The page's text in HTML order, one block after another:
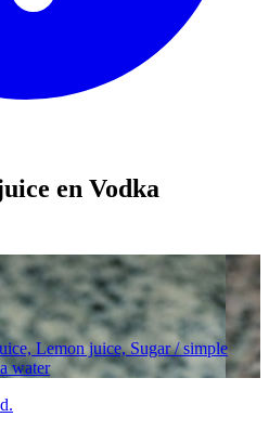
en Vodka
Lemon juice, Sugar / simple
water